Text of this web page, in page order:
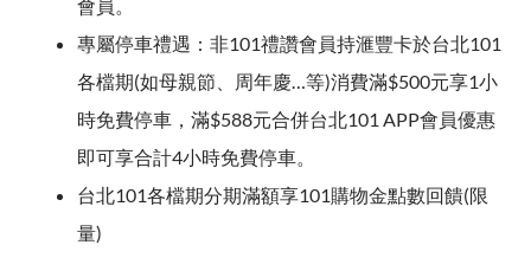
會員。
專屬停車禮遇：非101禮讚會員持滙豐卡於台北101
各檔期(如母親節、周年慶…等)消費滿$500元享1小
時免費停車，滿$588元合併台北101 APP會員優惠
即可享合計4小時免費停車。
台北101各檔期分期滿額享101購物金點數回饋(限
量)